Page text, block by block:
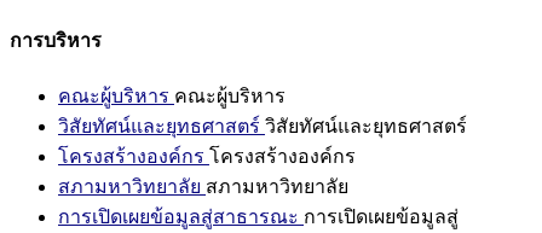
การบริหาร
คณะผู้บริหาร คณะผู้บริหาร
วิสัยทัศน์และยุทธศาสตร์ วิสัยทัศน์และยุทธศาสตร์
โครงสร้างองค์กร โครงสร้างองค์กร
สภามหาวิทยาลัย สภามหาวิทยาลัย
การเปิดเผยข้อมูลสู่สาธารณะ การเปิดเผยข้อมูลสู่